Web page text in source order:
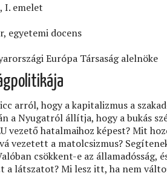
I. emelet
egyetemi docens
Európa Társaság alelnöke
arról, hogy a kapitalizmus a
a Nyugatról állítja, hogy a bukás
vezető hatalmaihoz képest? Mit
vezetett a matolcsizmus?
csökkent-e az államadósság,
a látszatot? Mi lesz itt, ha nem